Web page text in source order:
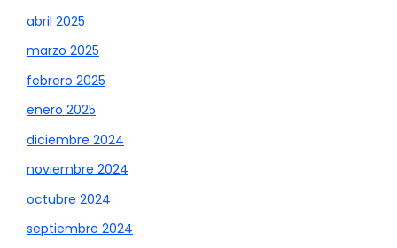
abril 2025
marzo 2025
febrero 2025
enero 2025
diciembre 2024
noviembre 2024
octubre 2024
septiembre 2024